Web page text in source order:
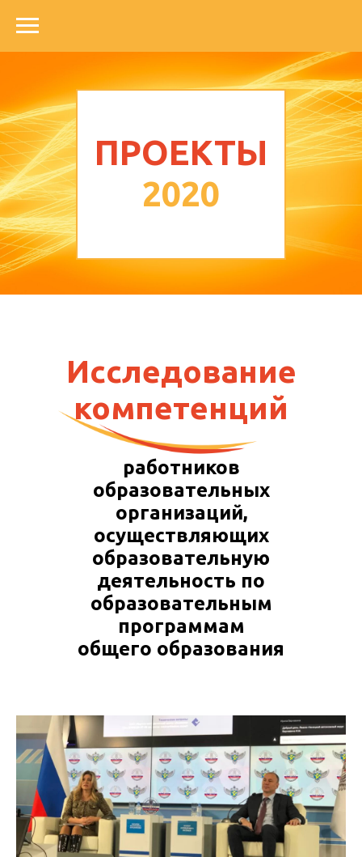
ПРОЕКТЫ
2020
работников
образовательных
организаций,
осуществляющих
образовательную
деятельность по
образовательным
программам
общего образования
Исследование
компетенций